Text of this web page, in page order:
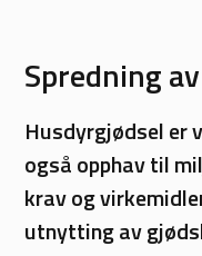
Spredning
Husdyrgjødsel er
også opphav til
krav og
utnytting av